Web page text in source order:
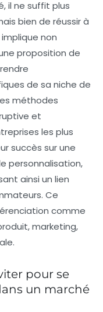
il ne suffit plus
bien de réussir à
non
proposition de
de sa niche de
méthodes
et
les plus
succès sur une
personnalisation,
ainsi un lien
Ce
comme
marketing,
pour se
un marché